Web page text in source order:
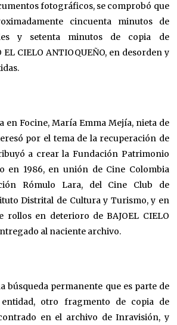
fotográficos, se comprobó que
cincuenta minutos de
y setenta minutos de copia de
CIELO ANTIOQUEÑO, en desorden y
en Focine, María Emma Mejía, nieta de
por el tema de la recuperación de
a crear la Fundación Patrimonio
en 1986, en unión de Cine Colombia
Rómulo Lara, del Cine Club de
Distrital de Cultura y Turismo, y en
rollos en deterioro de BAJOEL CIELO
al naciente archivo.
búsqueda permanente que es parte de
otro fragmento de copia de
en el archivo de Inravisión, y